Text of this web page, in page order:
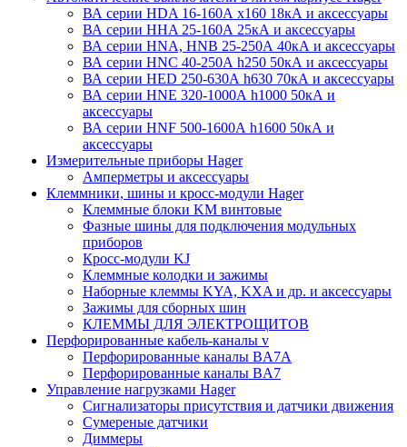
ВА серии HDA 16-160А x160 18кА и аксессуары
ВА серии HHA 25-160А 25кА и аксессуары
ВА серии HNA, HNB 25-250А 40кА и аксессуары
ВА серии HNC 40-250А h250 50кА и аксессуары
ВА серии HED 250-630А h630 70кА и аксессуары
ВА серии HNE 320-1000А h1000 50кА и
аксессуары
ВА серии HNF 500-1600А h1600 50кА и
аксессуары
Измерительные приборы Hager
Амперметры и аксессуары
Клеммники, шины и кросс-модули Hager
Клеммные блоки KM винтовые
Фазные шины для подключения модульных
приборов
Кросс-модули KJ
Клеммные колодки и зажимы
Наборные клеммы KYA, KXA и др. и аксессуары
Зажимы для сборных шин
КЛЕММЫ ДЛЯ ЭЛЕКТРОЩИТОВ
Перфорированные кабель-каналы v
Перфорированные каналы BA7A
Перфорированные каналы BA7
Управление нагрузками Hager
Сигнализаторы присутствия и датчики движения
Сумереные датчики
Диммеры